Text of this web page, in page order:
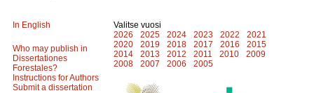
In English
Who may publish in
Dissertationes
Forestales?
Instructions for Authors
Submit a dissertation
Valitse vuosi
2026
2025 2024 2023 2022
2021
2020
2019 2018 2017 2016
2015
2014
2013 2012 2011 2010
2009
2008
2007 2006 2005